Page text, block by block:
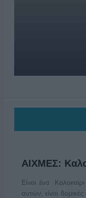
ΑΙΧΜΕΣ:
Είναι ένα
αυτών, είναι